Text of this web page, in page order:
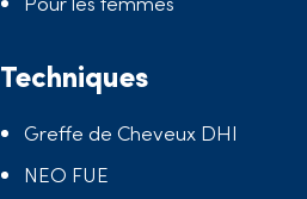
Techniques
Greffe de Cheveux DHI
NEO FUE